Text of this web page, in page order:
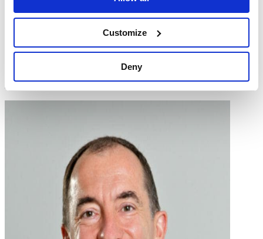
Customize
Deny
Für eine bessere Bildung und größere
Der Beirat von SUMAS liefert wertvolle Einblicke in unsere
strategischen Ziele und möchte unsere Verbindungen zur
Unternehmenswelt durch hochrangige Führungskräfte stärken, die
sich für nachhaltige Entwicklung engagieren.